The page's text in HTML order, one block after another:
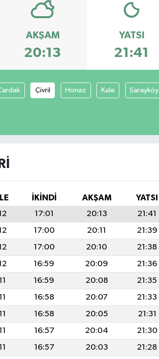
AKŞAM
20:13
YATSI
21:41
Çivril Honaz Kale Sarayköy
İKINDI AKŞAM
YATSI
17:01 20:13
21:41
17:00 20:11
21:39
17:00 20:10
21:38
16:59 20:09
21:36
16:59 20:08
21:35
16:58 20:07
21:33
16:58 20:05
21:31
16:57 20:04
21:30
16:57 20:03
21:28